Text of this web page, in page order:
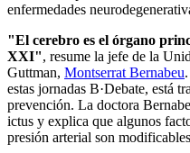
enfermedades
"El cerebro es el órgano
XXI", resume la jefe de la
Guttman, Montserrat Bernabeu
estas jornadas B·Debate, está
prevención. La doctora
ictus y explica que algunos
presión arterial son